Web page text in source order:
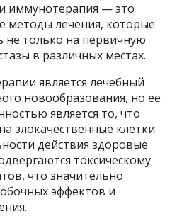
иммунотерапия — это
методы лечения, которые
не только на первичную
в различных местах.
является лечебный
новообразования, но ее
является то, что
злокачественные клетки.
действия здоровые
токсическому
что значительно
эффектов и